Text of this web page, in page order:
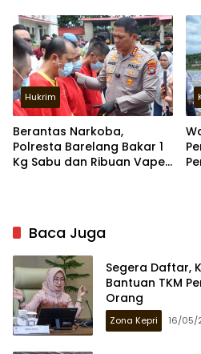
Hukrim
Berantas Narkoba,
Polresta Barelang Bakar 1
Kg Sabu dan Ribuan Vape
Baca Juga
Segera Daftar,
Bantuan TKM
Orang
Zona Kepri 16/05/